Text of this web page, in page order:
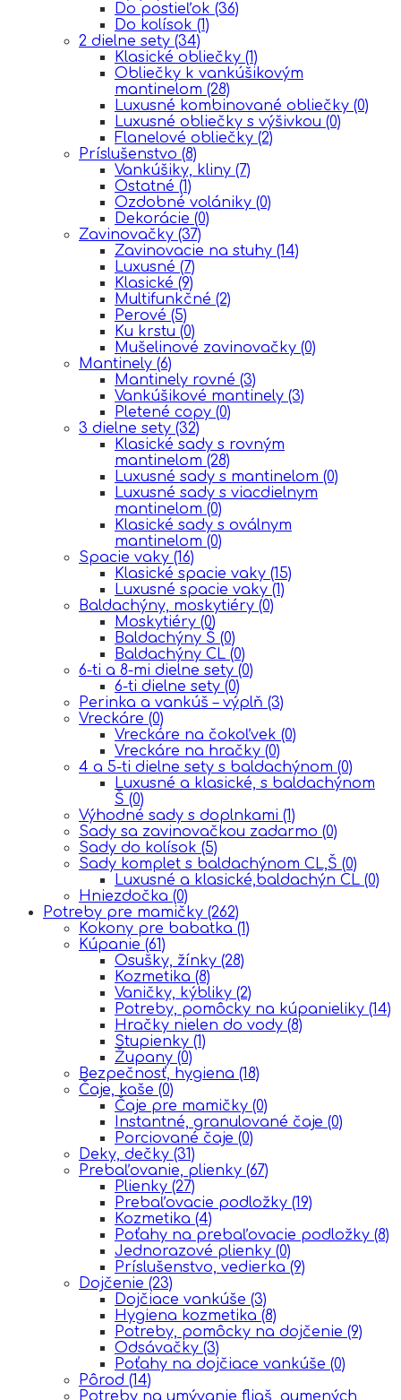
Do postieľok (36)
Do kolísok (1)
2 dielne sety (34)
Klasické obliečky (1)
Obliečky k vankúšikovým
mantinelom (28)
Luxusné kombinované obliečky (0)
Luxusné obliečky s výšivkou (0)
Flanelové obliečky (2)
Príslušenstvo (8)
Vankúšiky, kliny (7)
Ostatné (1)
Ozdobné volániky (0)
Dekorácie (0)
Zavinovačky (37)
Zavinovacie na stuhy (14)
Luxusné (7)
Klasické (9)
Multifunkčné (2)
Perové (5)
Ku krstu (0)
Mušelinové zavinovačky (0)
Mantinely (6)
Mantinely rovné (3)
Vankúšikové mantinely (3)
Pletené copy (0)
3 dielne sety (32)
Klasické sady s rovným
mantinelom (28)
Luxusné sady s mantinelom (0)
Luxusné sady s viacdielnym
mantinelom (0)
Klasické sady s oválnym
mantinelom (0)
Spacie vaky (16)
Klasické spacie vaky (15)
Luxusné spacie vaky (1)
Baldachýny, moskytiéry (0)
Moskytiéry (0)
Baldachýny Š (0)
Baldachýny CL (0)
6-ti a 8-mi dielne sety (0)
6-ti dielne sety (0)
Perinka a vankúš – výplň (3)
Vreckáre (0)
Vreckáre na čokoľvek (0)
Vreckáre na hračky (0)
4 a 5-ti dielne sety s baldachýnom (0)
Luxusné a klasické, s baldachýnom
Š (0)
Výhodné sady s doplnkami (1)
Sady sa zavinovačkou zadarmo (0)
Sady do kolísok (5)
Sady komplet s baldachýnom CL,Š (0)
Luxusné a klasické,baldachýn CL (0)
Hniezdočka (0)
Potreby pre mamičky (262)
Kokony pre babatka (1)
Kúpanie (61)
Osušky, žínky (28)
Kozmetika (8)
Vaničky, kýbliky (2)
Potreby, pomôcky na kúpanieliky (14)
Hračky nielen do vody (8)
Stupienky (1)
Župany (0)
Bezpečnosť, hygiena (18)
Čaje, kaše (0)
Čaje pre mamičky (0)
Instantné, granulované čaje (0)
Porciované čaje (0)
Deky, dečky (31)
Prebaľovanie, plienky (67)
Plienky (27)
Prebaľovacie podložky (19)
Kozmetika (4)
Poťahy na prebaľovacie podložky (8)
Jednorazové plienky (0)
Príslušenstvo, vedierka (9)
Dojčenie (23)
Dojčiace vankúše (3)
Hygiena kozmetika (8)
Potreby, pomôcky na dojčenie (9)
Odsávačky (3)
Poťahy na dojčiace vankúše (0)
Pôrod (14)
Potreby na umývanie fliaš, gumených